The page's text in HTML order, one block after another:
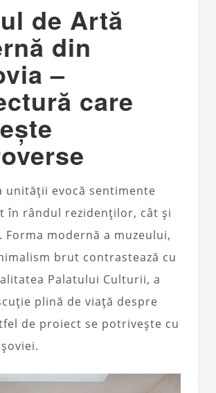
de Artă
din
–
care
unității evocă sentimente
în ​​rândul rezidenților, cât și
modernă a muzeului,
brut contrastează cu
Palatului Culturii, a
plină de viață despre
de proiect se potrivește cu